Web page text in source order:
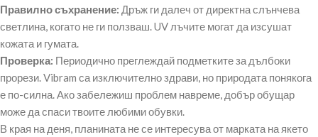
Правилно съхранение: Дръж ги далеч от директна слънчева
светлина, когато не ги ползваш. UV лъчите могат да изсушат
кожата и гумата.
Проверка: Периодично преглеждай подметките за дълбоки
прорези. Vibram са изключително здрави, но природата понякога
е по-силна. Ако забележиш проблем навреме, добър обущар
може да спаси твоите любими обувки.
В края на деня, планината не се интересува от марката на якето